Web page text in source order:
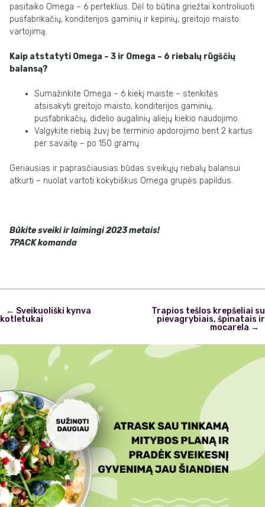
pasitaiko Omega – 6 perteklius. Dėl to būtina griežtai kontroliuoti
pusfabrikačių, konditerijos gaminių ir kepinių, greitojo maisto
vartojimą.
Kaip atstatyti Omega – 3 ir Omega – 6 riebalų rūgščių
balansą?
Sumažinkite Omega – 6 kiekį maiste – stenkitės
atsisakyti greitojo maisto, konditerijos gaminių,
pusfabrikačių, didelio augalinių aliejų kiekio naudojimo.
Valgykite riebią žuvį be terminio apdorojimo bent 2 kartus
per savaitę – po 150 gramų.
Geriausias ir paprasčiausias būdas sveikųjų riebalų balansui
atkurti – nuolat vartoti kokybiškus Omega grupės papildus.
Būkite sveiki ir laimingi 2023 metais!
7PACK komanda
Post
navigation
Trapios tešlos krepšeliai su
pievagrybiais, špinatais ir
mocarela →
← Sveikuoliški kynva
kotletukai